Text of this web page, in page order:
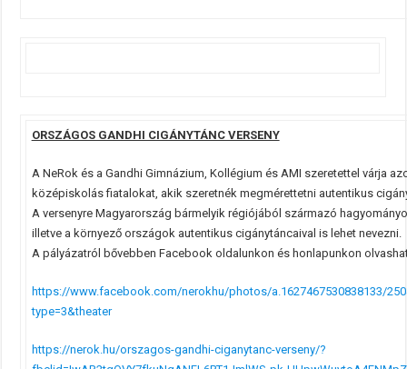
ORSZÁGOS GANDHI CIGÁNYTÁNC VERSENY
A NeRok és a Gandhi Gimnázium, Kollégium és AMI szeretettel várja
középiskolás fiatalokat, akik szeretnék megmérettetni autentikus
A versenyre Magyarország bármelyik régiójából származó
illetve a környező országok autentikus cigánytáncaival is lehet nevezni.
A pályázatról bővebben Facebook oldalunkon és honlapunkon
https://www.facebook.com/nerokhu/photos/a.1627467530838133/
type=3&theater
https://nerok.hu/orszagos-gandhi-ciganytanc-verseny/?